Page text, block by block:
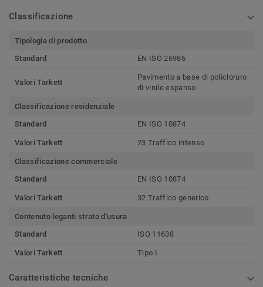
Classificazione
Tipologia di prodotto
Standard
EN ISO 26986
Valori Tarkett
Pavimento a base di policloruro
di vinile espanso
Classificazione residenziale
Standard
EN ISO 10874
Valori Tarkett 23 Traffico intenso
Classificazione commerciale
Standard
EN ISO 10874
Valori Tarkett 32 Traffico generico
Contenuto leganti strato d'usura
Standard
ISO 11638
Valori Tarkett Tipo I
Caratteristiche tecniche